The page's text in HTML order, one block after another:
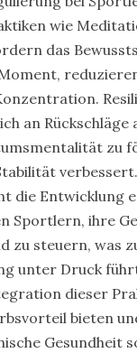
wie
das
an Rückschläge
zu
die Entwicklung
Sportlern, ihre
zu steuern, was
unter Druck
dieser
bieten
Gesundheit